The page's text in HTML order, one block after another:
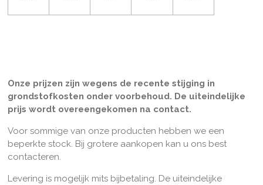
Onze prijzen zijn wegens de recente stijging in
grondstofkosten onder voorbehoud. De uiteindelijke
prijs wordt overeengekomen na contact.
Voor sommige van onze producten hebben we een
beperkte stock. Bij grotere aankopen kan u ons best
contacteren.
Levering is mogelijk mits bijbetaling. De uiteindelijke